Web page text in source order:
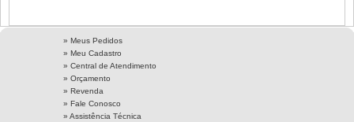
» Meus Pedidos
» Meu Cadastro
» Central de Atendimento
» Orçamento
» Revenda
» Fale Conosco
» Assistência Técnica